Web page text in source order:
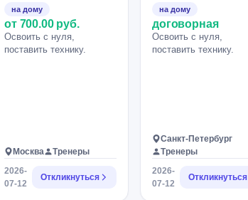
на дому
от 700.00 руб.
Освоить с нуля,
поставить технику.
Москва
Тренеры
2026-
07-12
Откликнуться
на дому
договорная
Освоить с нуля,
поставить технику.
Санкт-Петербург
Тренеры
2026-
07-12
Откликнуться